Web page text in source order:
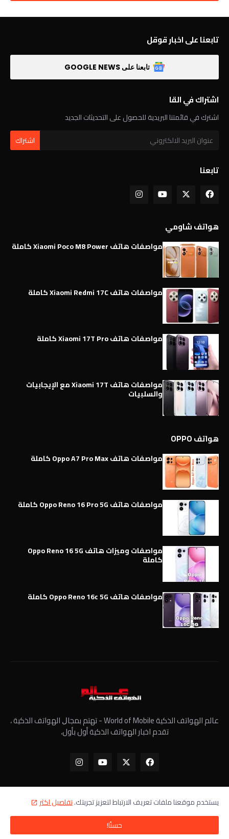
تابعنا على اخبار قوقل
تابعنا على GOOGLE NEWS
اشتراك في القا
اشترك في قائمتنا البريدية للحصول على التحديثات الجديد
تابعنا
هواتف شاومي
مواصفات هاتف Xiaomi Poco M8 Power كاملة
مواصفات هاتف Xiaomi Redmi 17C كاملة
مواصفات هاتف Xiaomi 17T Pro كاملة
مواصفات هاتف Xiaomi 17T مع الإيجابيات
والسلبيات
هواتف OPPO
مواصفات هاتف Oppo A7 Pro Max كاملة
مواصفات هاتف Oppo Reno 16 Pro 5G كاملة
مواصفات وميزات هاتف Oppo Reno 16 5G
كاملة
مواصفات هاتف Oppo Reno 16c 5G كاملة
عالم الهواتف الذكية World of Mobile - ﺗﻬﺘﻢ ﺑﻤﺠﺎﻝ الهواتف الذكية ،
تقدم اخبار الهواتف الذكية أول بأول،
جميع الحقوق محفوظة - عالم الهواتف الذكية ©
الرئيسية معلومات عنا سياسة الخصوصية اتصل بنا
يستخدم موقعنا ملفات تعريف الارتباط لتعزيز تجربتك.تفاصيل اكثر
حسنًا!